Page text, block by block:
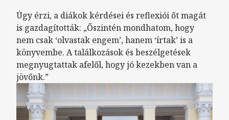
Úgy érzi, a diákok kérdései és reflexiói őt magát
is gazdagították: „Őszintén mondhatom, hogy
nem csak ‘olvastak engem’, hanem ‘írtak’ is a
könyvembe. A találkozások és beszélgetések
megnyugtattak afelől, hogy jó kezekben van a
jövőnk.”